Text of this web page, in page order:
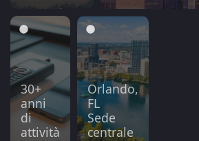
30+
anni
di
attività
Orlando,
FL
Sede
centrale